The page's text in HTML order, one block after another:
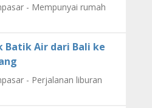
- Mempunyai rumah
Batik Air dari Bali ke
- Perjalanan liburan